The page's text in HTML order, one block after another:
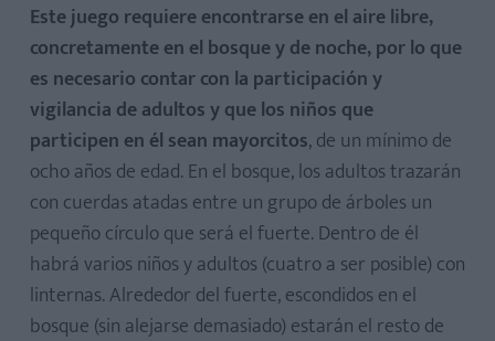
Este juego requiere encontrarse en el aire libre,
concretamente en el bosque y de noche, por lo que
es necesario contar con la participación y
vigilancia de adultosy que los niños que
participen en él sean mayorcitos, de un mínimo de
ocho años de edad. En el bosque, los adultos trazarán
con cuerdas atadas entre un grupo de árboles un
pequeño círculo que será el fuerte. Dentro de él
habrá varios niños y adultos (cuatro a ser posible) con
linternas. Alrededor del fuerte, escondidos en el
bosque (sin alejarse demasiado) estarán el resto de